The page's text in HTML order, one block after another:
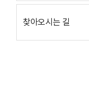
찾아오시는 길